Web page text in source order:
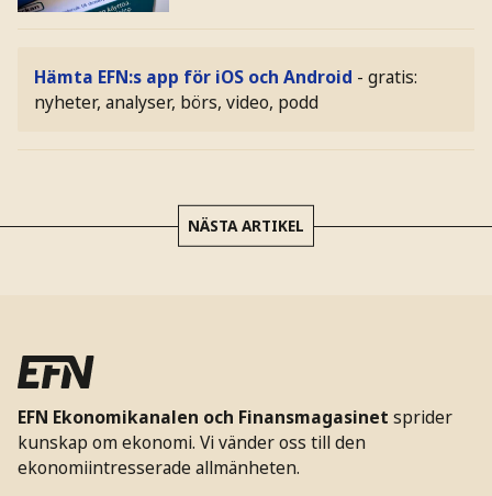
Hämta EFN:s app för iOS och Android - gratis:
nyheter, analyser, börs, video, podd
NÄSTA ARTIKEL
EFN Ekonomikanalen och Finansmagasinet sprider
kunskap om ekonomi. Vi vänder oss till den
ekonomiintresserade allmänheten.